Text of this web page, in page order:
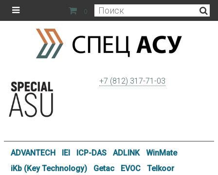
0
+7 (812) 317-71-03
ADVANTECH IEI ICP-DAS ADLINK
WinMate
iKb (Key Technology)
Getac EVOC
Telkoor